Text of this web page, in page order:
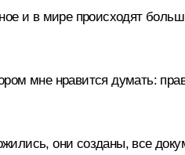
и в мире происходят
мне нравится думать:
они созданы, все